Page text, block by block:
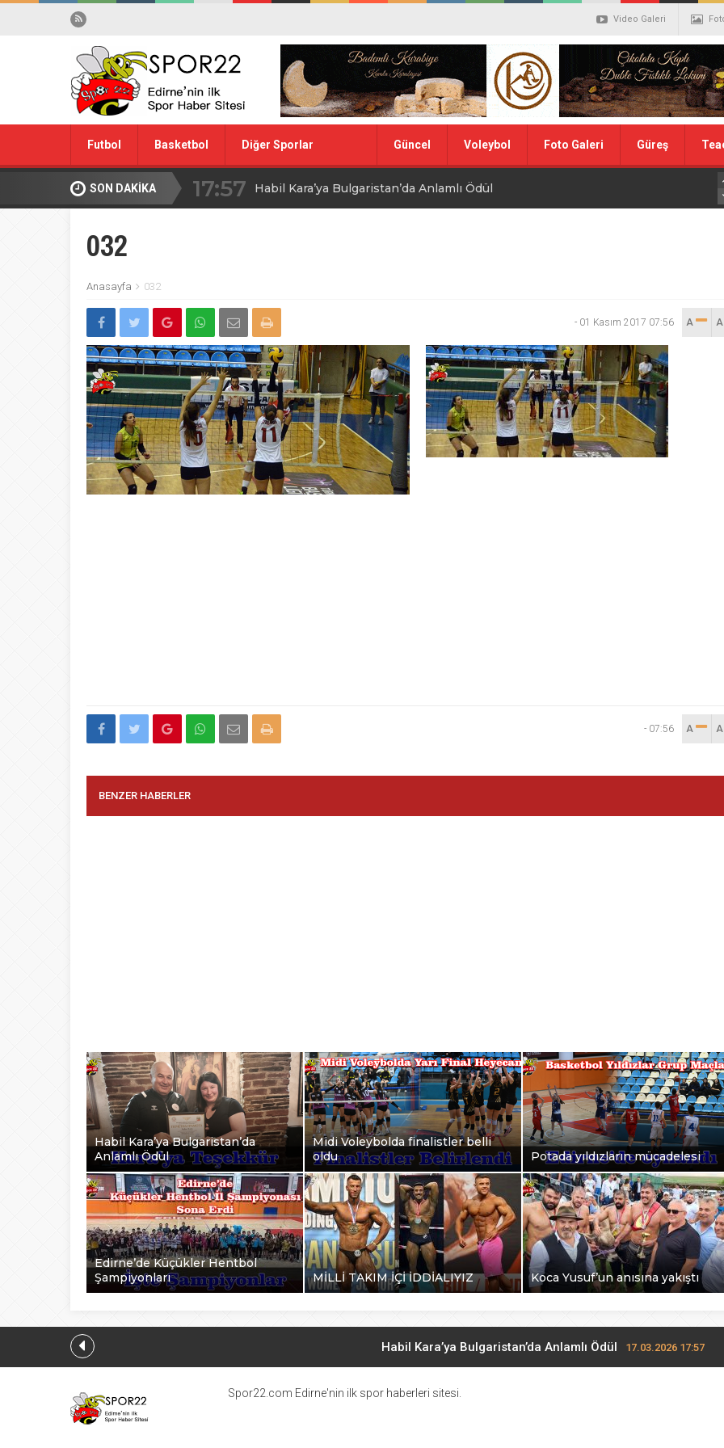
Video Galeri
Futbol Basketbol Diğer Sporlar Güncel Voleybol Foto Galeri Güreş
SON DAKİKA 17:57 Habil Kara’ya Bulgaristan’da Anlamlı Ödül
09:30 MİLLİ TAKIM İÇİ İDDİALIYIZ
08:00 Ağa Adayının Acı Günü
20:00 ŞAHİ’DEN KADIN MİLLİ TAKIMINA TEŞEKKÜR
08:20 Buca Deplasmanında Kayıp
20:20 Namazı beklerken Hakk’a yürüdü
032
Anasayfa 032
- 01 Kasım 2017 07:56 A
- 07:56 A
BENZER HABERLER
Habil Kara’ya Bulgaristan’da
Anlamlı Ödül
Midi Voleybolda finalistler belli
oldu
Potada yıldızların mücadelesi
Edirne’de Küçükler Hentbol
Şampiyonları
MİLLİ TAKIM İÇİ İDDİALIYIZ Koca Yusuf’un anısına yakıştı
Habil Kara’ya Bulgaristan’da Anlamlı Ödül 17.03.2026 17:57
Midi Voleybolda finalistler belli oldu
Spor22.com Edirne'nin ilk spor haberleri sitesi.